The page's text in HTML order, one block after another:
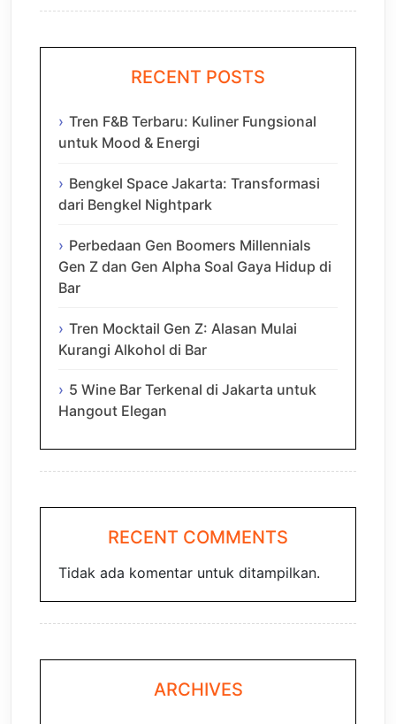
RECENT POSTS
Tren F&B Terbaru: Kuliner Fungsional
untuk Mood & Energi
Bengkel Space Jakarta: Transformasi
dari Bengkel Nightpark
Perbedaan Gen Boomers Millennials
Gen Z dan Gen Alpha Soal Gaya Hidup di
Bar
Tren Mocktail Gen Z: Alasan Mulai
Kurangi Alkohol di Bar
5 Wine Bar Terkenal di Jakarta untuk
Hangout Elegan
RECENT COMMENTS
Tidak ada komentar untuk ditampilkan.
ARCHIVES